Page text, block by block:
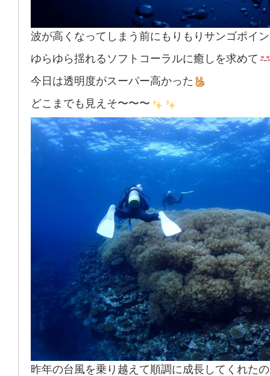
波が高くなってしまう前にもりもりサンゴポイ
ゆらゆら揺れるソフトコーラルに癒しを求めて
今日は透明度がスーパー高かった
どこまでも見えそ〜〜〜
昨年の台風を乗り越えて順調に成長してくれた